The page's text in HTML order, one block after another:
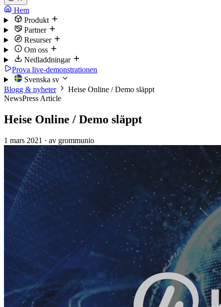
Hem
Produkt
Partner
Resurser
Om oss
Nedladdningar
Prova live-demonstrationen
Svenska sv
Blogg & nyheter
Heise Online / Demo släppt
NewsPress Article
Heise Online / Demo släppt
1 mars 2021 · av grommunio